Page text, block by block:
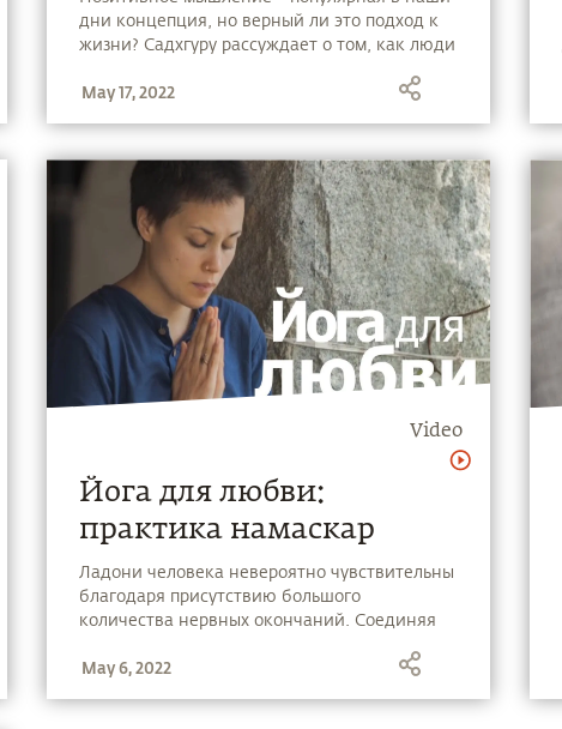
дни концепция, но верный ли это подход к
жизни? Садхгуру рассуждает о том, как люди
этом негатив не станет игнорировать людей.
May 17, 2022
Video
Йога для любви:
практика намаскар
Ладони человека невероятно чувствительны
благодаря присутствию большого
количества нервных окончаний. Соединяя
внутренние химические процессы,
May 6, 2022